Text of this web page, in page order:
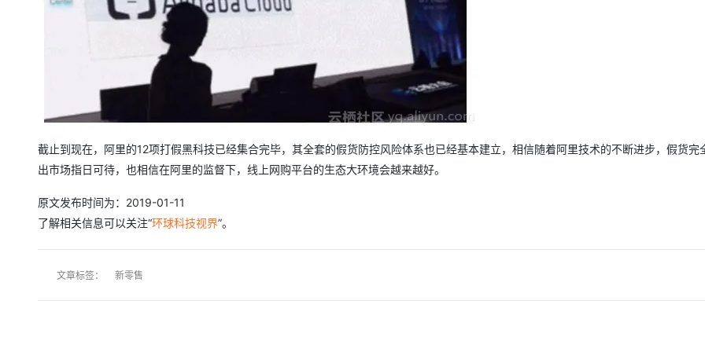
截止到现在，阿里的12项打假黑科技已经集合完毕，其全套的假货防控风险体系也已经基本建立，相信随着阿里技术的不断进步，假货完
出市场指日可待，也相信在阿里的监督下，线上网购平台的生态大环境会越来越好。
原文发布时间为：2019-01-11
了解相关信息可以关注“环球科技视界”。
文章标签： 新零售